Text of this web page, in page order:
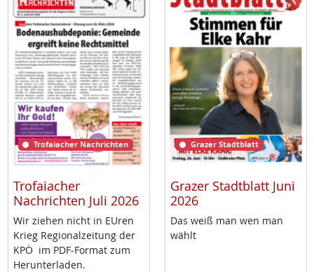
Trofaiacher Nachrichten
Trofaiacher
Nachrichten Juli 2026
Wir zie­hen nicht in EU­ren
Krieg Re­gio­nal­zei­tung der
KPÖ im PDF-For­mat zum
Her­un­ter­la­den.
Grazer Stadtblatt
Grazer Stadtblatt Juni
2026
Das weiß man wen man
wählt